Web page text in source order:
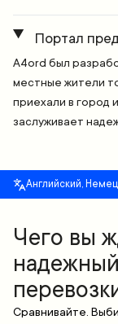
Портал
A4ord был
местные жители
приехали в город
заслуживает
Английский,
Чего вы
Сравнивайте.